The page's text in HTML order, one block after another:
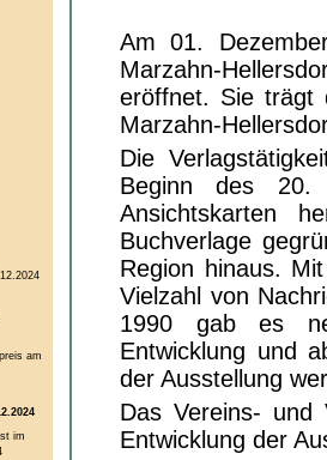
Am 01.
Marzahn-
eröffnet. Sie trägt
Marzahn-
Die
Beginn des 20.
Ansichtskarten
Buchverlage
Region hinaus.
Vielzahl von
1990 gab es
Entwicklung und
der Ausstellung
Das Vereins- und
Entwicklung der
am
im